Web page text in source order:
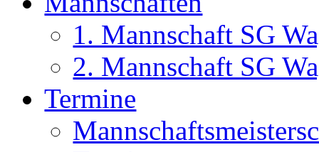
1. Mannschaft SG
2. Mannschaft SG
Termine